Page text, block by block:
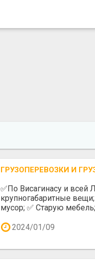
ГРУЗОПЕРЕВОЗКИ И
✅️По Висагинасу и всей
крупногабаритные
мусор; ✅️ Старую
2024/01/09